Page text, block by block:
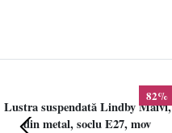
82%
Lustra suspendată Lindby Maivi,
din metal, soclu E27, mov